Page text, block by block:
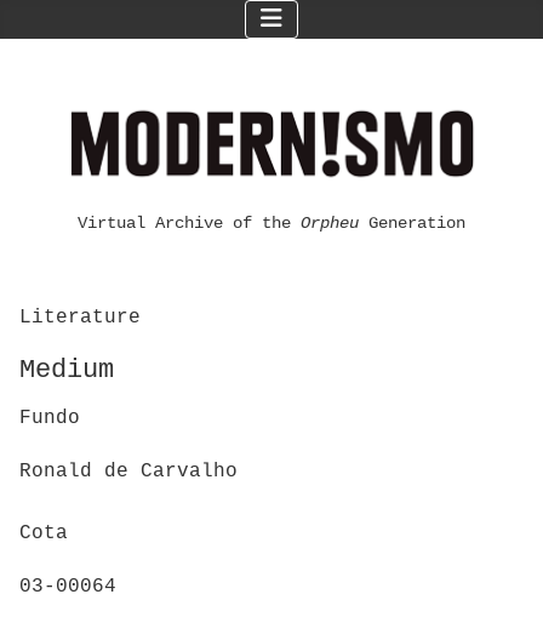
Virtual Archive of the Orpheu Generation
Literature
Medium
Fundo
Ronald de Carvalho
Cota
03-00064